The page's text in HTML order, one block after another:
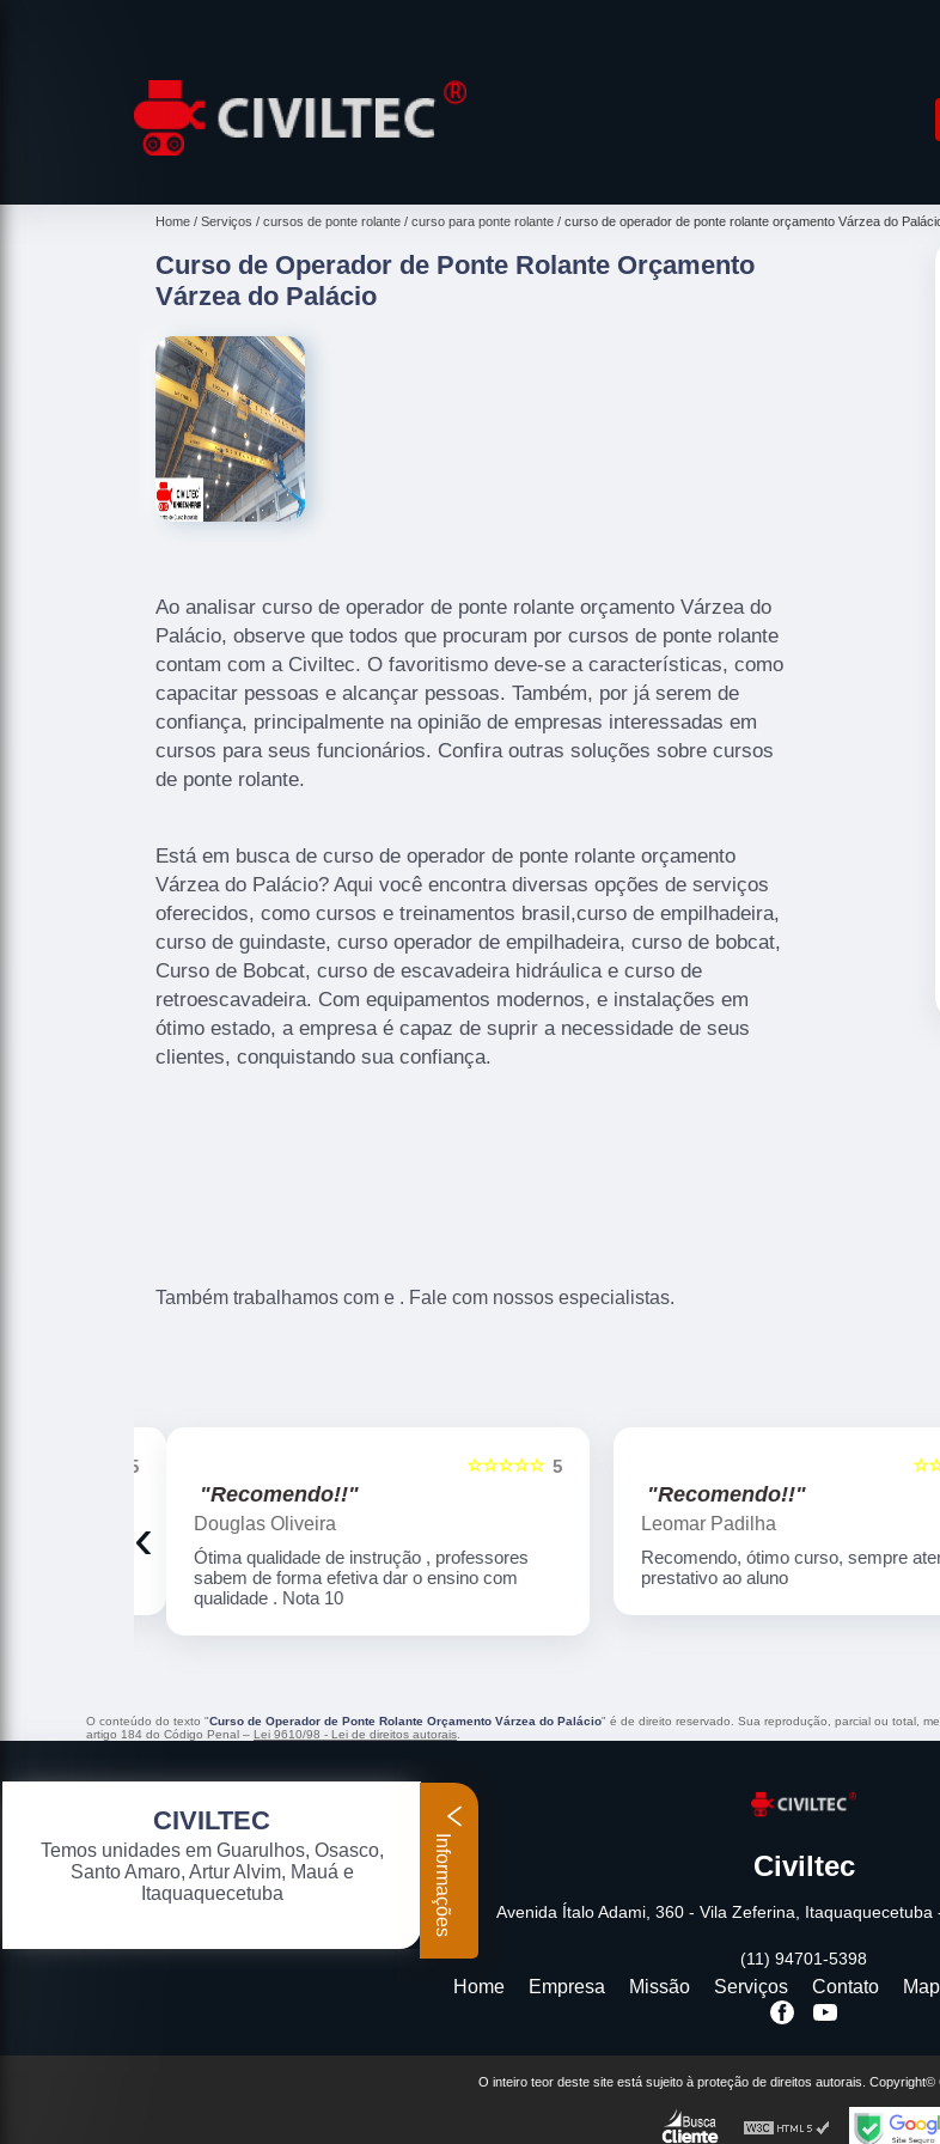
Home Serviços cursos de ponte rolante curso para ponte rolante curso de operador de ponte rolante orçamento Várzea do
Curso de Operador de Ponte Rolante Orçamento
Várzea do Palácio
Ao analisar curso de operador de ponte rolante orçamento Várzea do
Palácio, observe que todos que procuram por cursos de ponte rolante
contam com a Civiltec. O favoritismo deve-se a características, como
capacitar pessoas e alcançar pessoas. Também, por já serem de
confiança, principalmente na opinião de empresas interessadas em
cursos para seus funcionários. Confira outras soluções sobre cursos
de ponte rolante.
Está em busca de curso de operador de ponte rolante orçamento
Várzea do Palácio? Aqui você encontra diversas opções de serviços
oferecidos, como cursos e treinamentos brasil,curso de empilhadeira,
curso de guindaste, curso operador de empilhadeira, curso de bobcat,
Curso de Bobcat, curso de escavadeira hidráulica e curso de
retroescavadeira. Com equipamentos modernos, e instalações em
ótimo estado, a empresa é capaz de suprir a necessidade de seus
clientes, conquistando sua confiança.
Também trabalhamos com e . Fale com nossos especialistas.
5
☆☆☆☆☆
"Recomendo!!"
Douglas Oliveira
Ótima qualidade de instrução , professores
sabem de forma efetiva dar o ensino com
qualidade . Nota 10
"Recomendo!!"
Leomar Padilha
Recomendo, ótimo curso, sempre
prestativo ao aluno
‹
O conteúdo do texto "Curso de Operador de Ponte Rolante Orçamento Várzea do Palácio" é de direito reservado. Sua reprodução, parcial ou total,
artigo 184 do Código Penal – Lei 9610/98 - Lei de direitos autorais
Civiltec
Avenida Ítalo Adami, 360 - Vila Zeferina, Itaquaquecetuba
(11) 94701-5398
Home Empresa Missão Serviços Contato
O inteiro teor deste site está sujeito à proteção de direitos autorais. Copyright©
CIVILTEC
Temos unidades em Guarulhos, Osasco,
Santo Amaro, Artur Alvim, Mauá e
Itaquaquecetuba
Informações